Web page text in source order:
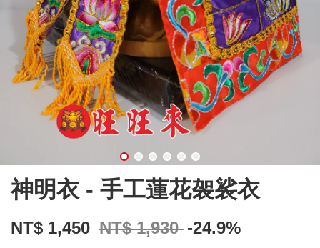
神明衣 - 手工蓮花袈裟衣
NT$ 1,450 NT$ 1,930 -24.9%